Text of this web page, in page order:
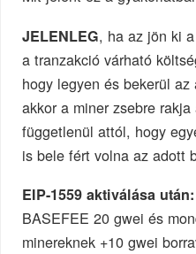
JELENLEG, ha az jön ki
a tranzakció várható
hogy legyen és bekerül
akkor a miner zsebre
függetlenül attól, hogy
is bele fért volna az adott
EIP-1559 aktiválása után:
BASEFEE 20 gwei és
minereknek +10 gwei